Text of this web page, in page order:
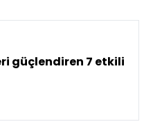
güçlendiren 7 etkili